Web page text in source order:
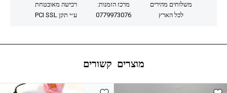
משלוחים מהירים
לכל הארץ
מרכז הזמנות:
0779973076
רכישה מאובטחת
ע״י תקן PCI SSL
מוצרים קשורים